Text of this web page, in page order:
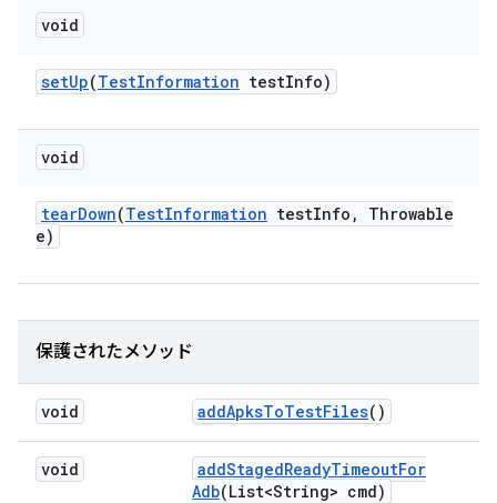
void
setUp(TestInformation testInfo)
void
tearDown(TestInformation testInfo ,
Throwable
e)
保護されたメソッド
void addApksToTestFiles()
void addStagedReadyTimeoutFor
Adb(List<String> cmd)